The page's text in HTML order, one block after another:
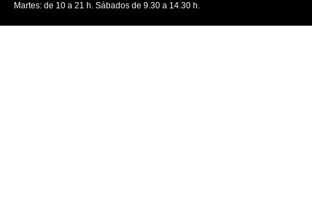
Martes: de 10 a 21 h. Sábados de 9.30 a 14.30 h.